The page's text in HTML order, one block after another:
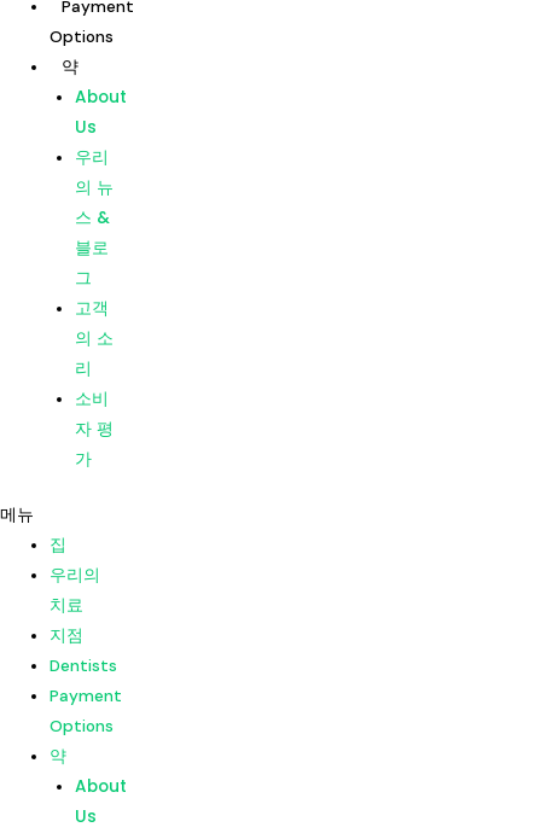
집
우리의
치료
지점
Dentists
Payment
Options
약
About
Us
우리
의 뉴
스 &
의 소
리
소비
자 평
가
메뉴
집
우리의
Payment
Options
약
About
Us
우리
의 뉴
스 &
블로
그
고객
의 소
리
소비
자 평
가
메뉴
집
우리의
치료
지점
Dentists
Payment
Options
약
About
Us